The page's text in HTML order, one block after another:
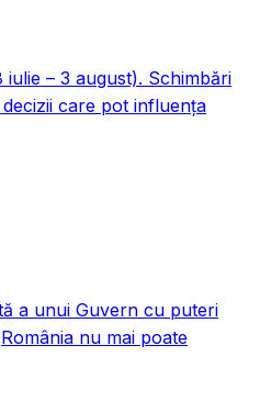
– 3 august). Schimbări
care pot influența
a unui Guvern cu puteri
nu mai poate